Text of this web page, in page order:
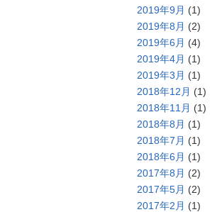
2019年9月 (1)
2019年8月 (2)
2019年6月 (4)
2019年4月 (1)
2019年3月 (1)
2018年12月 (1)
2018年11月 (1)
2018年8月 (1)
2018年7月 (1)
2018年6月 (1)
2017年8月 (2)
2017年5月 (2)
2017年2月 (1)